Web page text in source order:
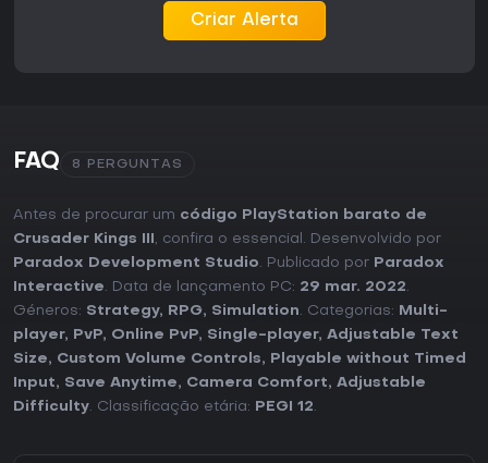
A recepção destaca a capacidade do jogo de misturar
O título é voltado para fãs dedicados de estratégia que
estilos de jogo, em vez de partidas rápidas ou foco em
ação. Quem busca experiências mais leves pode achar a
profundidade e o ritmo exigentes, enquanto entusiastas de
gestão dinástica encontrarão bastante conteúdo ao
conduzir uma casa por séculos de desafios e
oportunidades.
Criar Alerta
FAQ 8 PERGUNTAS
Antes de procurar um código PlayStation barato de
Crusader Kings III , confira o essencial. Desenvolvido por
Paradox Development Studio. Publicado por Paradox
Interactive. Data de lançamento PC: 29 mar. 2022.
Géneros: Strategy, RPG, Simulation. Categorias:
Multi-
player, PvP, Online PvP, Single-player, Adjustable Text
Size, Custom Volume Controls,
Playable without Timed
Input, Save Anytime, Camera Comfort, Adjustable
Difficulty. Classificação etária: PEGI 12.